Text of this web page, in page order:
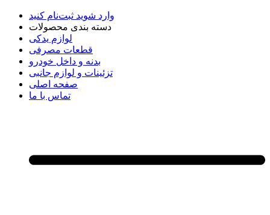
وارد شوید ثبت‌نام کنید
دسته بندی محصولات
لوازم یدکی
قطعات مصرفی
بدنه و داخل خودرو
تزئینات و لوازم جانبی
صفحه اصلی
تماس با ما